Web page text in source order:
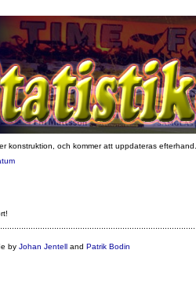
konstruktion, och kommer att uppdateras efterhand.
by Johan Jentelland Patrik Bodin